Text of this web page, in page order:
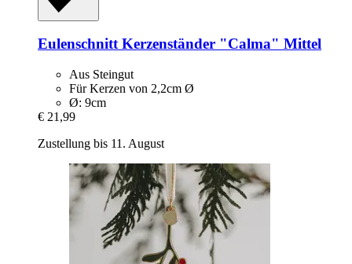
EulenschnittKerzenständer "Calma" Mittel
Aus Steingut
Für Kerzen von 2,2cm Ø
Ø: 9cm
€ 21,99
Zustellung bis 11. August